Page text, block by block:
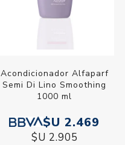
Acondicionador Alfaparf
Semi Di Lino Smoothing
1000 ml
$U 2.469
$U 2.905